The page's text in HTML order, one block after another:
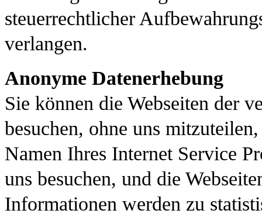
steuerrechtlicher
verlangen.
Anonyme Datenerhebung
Sie können die Webseiten der
besuchen, ohne uns
Namen Ihres Internet Service
uns besuchen, und die
Informationen werden zu